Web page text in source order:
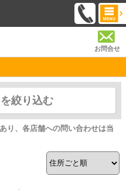
お問合せ
絞り込む
り、各店舗への問い合わせは当